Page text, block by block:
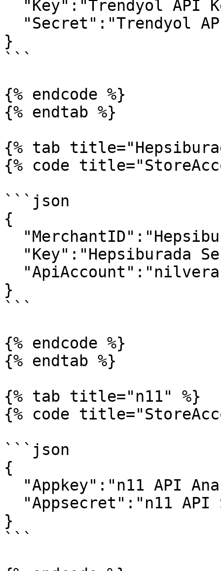
}
```
{% endcode %}
{% endtab %}
{% tab
{% code
```json
{
}
```
{% endcode %}
{% endtab %}
{% tab title="n11" %}
{% code
```json
{
}
```